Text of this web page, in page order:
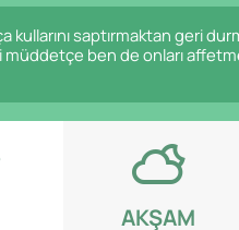
saptırmaktan geri
ben de onları
AKŞAM